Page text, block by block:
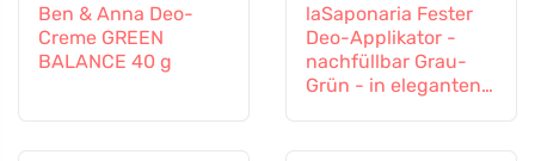
Ben & Anna Deo-
Creme GREEN
BALANCE 40 g
laSaponaria Fester
Deo-Applikator -
nachfüllbar Grau-
Grün - in eleganten